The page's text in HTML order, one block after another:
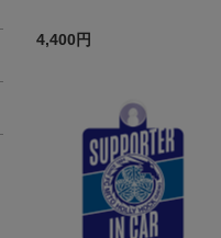
4,400円